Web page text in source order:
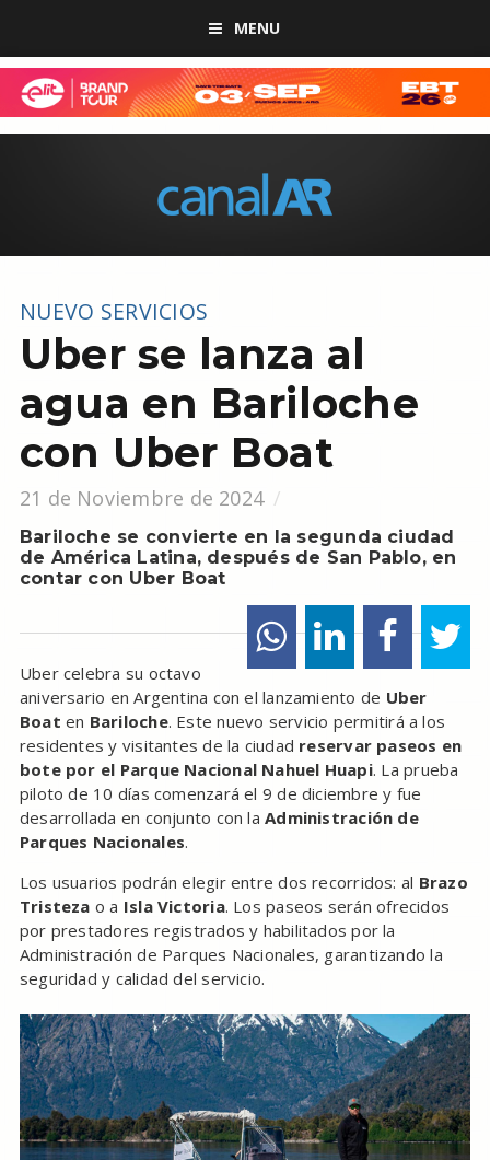
MENU
NUEVO SERVICIOS
Uber se lanza al
agua en Bariloche
con Uber Boat
21 de Noviembre de 2024
Bariloche se convierte en la segunda ciudad
de América Latina, después de San Pablo, en
contar con Uber Boat
Uber celebra su octavo
aniversario en Argentina con el lanzamiento de Uber
Boat en Bariloche. Este nuevo servicio permitirá a los
residentes y visitantes de la ciudad reservar paseos en
bote por el Parque Nacional Nahuel Huapi. La prueba
piloto de 10 días comenzará el 9 de diciembre y fue
desarrollada en conjunto con laAdministración de
Parques Nacionales.
Los usuarios podrán elegir entre dos recorridos: al Brazo
Tristeza o a Isla Victoria. Los paseos serán ofrecidos
por prestadores registrados y habilitados por la
Administración de Parques Nacionales, garantizando la
seguridad y calidad del servicio.